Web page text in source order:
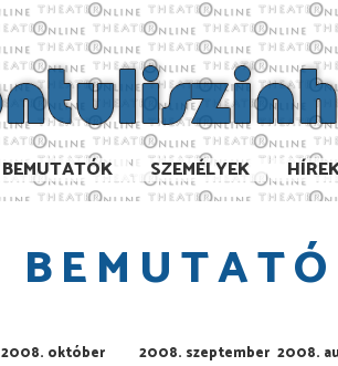
BEMUTATÓK SZEMÉLYEK
2008. október 2008. szeptember 2008.